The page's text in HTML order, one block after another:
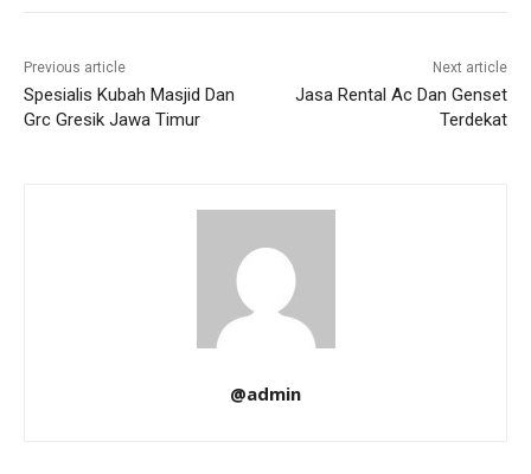
Previous article
Spesialis Kubah Masjid Dan
Grc Gresik Jawa Timur
Next article
Jasa Rental Ac Dan Genset
Terdekat
@admin